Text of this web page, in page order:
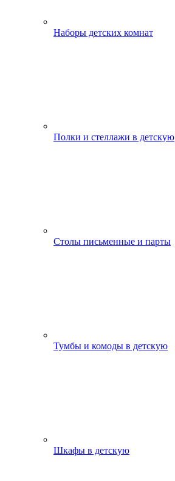
Наборы детских комнат
Полки и стеллажи в детскую
Столы письменные и парты
Тумбы и комоды в детскую
Шкафы в детскую